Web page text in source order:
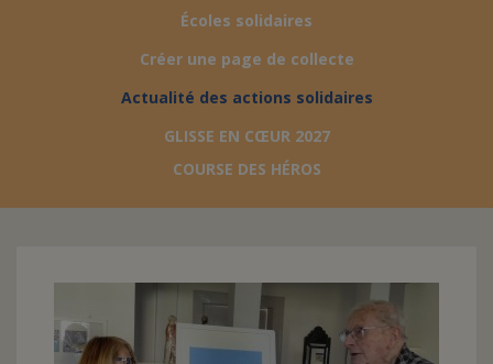
FAIRE UN DON
ESPACE PRESSE
BÉNÉVOLE
UN PETIT PRINCE
Écoles solidaires
Créer une page de collecte
Actualité des actions solidaires
GLISSE EN CŒUR 2027
COURSE DES HÉROS